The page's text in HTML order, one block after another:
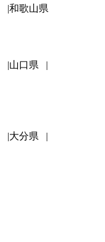
和歌山県
山口県
大分県